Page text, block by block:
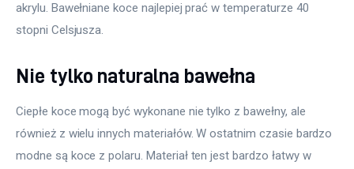
akrylu. Bawełniane koce najlepiej prać w temperaturze 40
stopni Celsjusza.
Nie tylko naturalna bawełna
Ciepłe koce mogą być wykonane nie tylko z bawełny, ale
również z wielu innych materiałów. W ostatnim czasie bardzo
modne są koce z polaru. Materiał ten jest bardzo łatwy w